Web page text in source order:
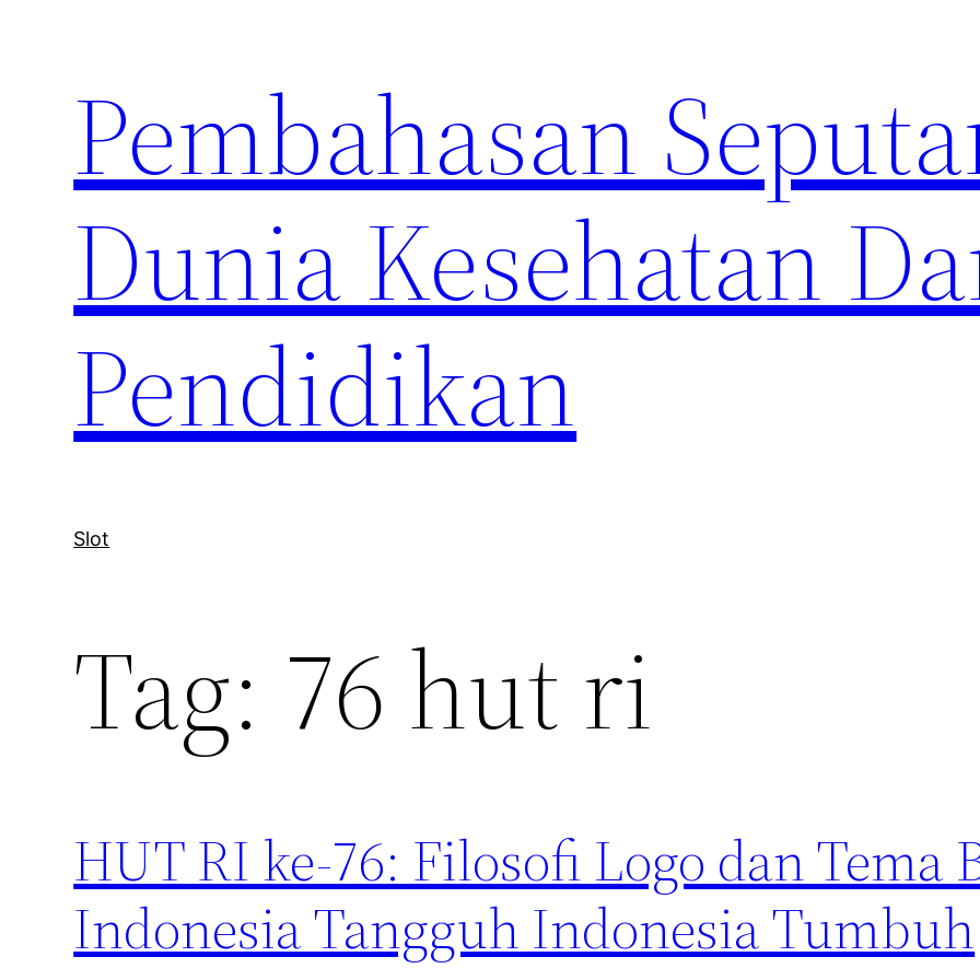
Pembahasan
Dunia Kesehatan
Pendidikan
Slot
Tag: 76 hut ri
HUT RI ke-76: Filosofi Logo dan Tema
Indonesia Tangguh Indonesia Tumbuh